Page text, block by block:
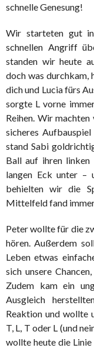
schnelle Genesung!
Wir starteten gut
schnellen Angriff
standen wir heute
doch was durchkam,
dich und Lucia fürs
sorgte L vorne
Reihen. Wir
sicheres
stand Sabi
Ball auf ihren
langen Eck unter –
behielten wir die
Mittelfeld fand immer
Peter wollte für die
hören. Außerdem
Leben etwas
sich unsere
Zudem kam ein
Ausgleich
Reaktion und wollte
T, L, T oder L (und
wollte heute die Linie